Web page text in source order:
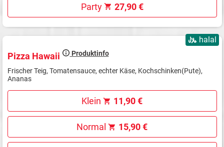
Party 27,90 €
halal
Pizza Hawaii Produktinfo
Frischer Teig, Tomatensauce, echter Käse, Kochschinken(Pute),
Ananas
Klein 11,90 €
Normal 15,90 €